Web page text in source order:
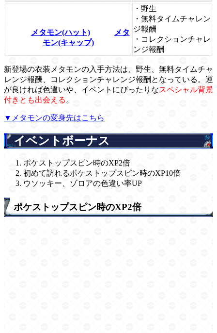
メタモン(ハット)
メタ
モン(キャップ)
・野生
・無料タイムチャレン
ジ報酬
・コレクションチャレ
ンジ報酬
新登場の衣装メタモンの入手方法は、野生、無料タイムチャ
レンジ報酬、コレクションチャレンジ報酬となっている。運
が良ければ色違いや、イベントにぴったりなスペシャル背景
付きとも出会える 。
▼メタモンの変身先はこちら
イベントボーナス
ポケストップスピン時のXP2倍
初めて訪れるポケストップスピン時のXP10倍
ウソッキー、ゾロアの色違い率UP
ポケストップスピン時のXP2倍